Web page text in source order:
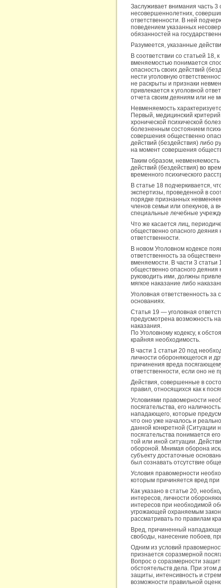
Заслуживает внимания часть
несовершеннолетних,
ответственности. В ней
поведением указанных
обязанностей на
Разумеется, указанные
В соответствии со статьей
вменяемостью понимается
опасность своих действий
нести уголовную
не раскрыты и признаки
привлекается к уголовной
отчета своим деяниям или не
Невменяемость
Первый, медицинский
хронической психической
болезненным состоянием
совершения общественно
действий (бездействия) либо
на момент совершения
Таким образом,
действий (бездействия) во
временного психического
В статье 18 подчеркивается,
экспертизы, проведенной в
порядке признанных
членов семьи или опекунов, а
специальные лечебные
Что же касается лиц,
общественно опасного деяния
ответственности.
В новом Уголовном кодексе
ответственность за
вменяемости. В части 3
общественно опасного деяния
руководить ими, должны
мягкое наказание либо
Уголовная ответственность
основаниях.
Статья 19 — уголовная
предусмотрена возможность
наказания.
По Уголовному кодексу, к
крайняя необходимость.
В части 1 статьи 20 под
личности обороняющегося и
причинения вреда
ответственности, если оно
Действия, совершенные в
правил, относящихся как к
Условиями правомерности
посягательства, его
нападающего, которые
что оно уже началось и
данной конкретной (Ситуации
посягательства понимается
той или иной ситуации.
обороной. Мнимая оборона
субъекту достаточные
был сознавать отсутствие
Условия правомерности
которым причиняется вред
Как указано в статье 20,
интересов, личности
интересов при необходимой
угрожающей охраняемым
рассматривать по правилам
Вред, причиненный
свободы, нанесение побоев,
Одним из условий
признается соразмерной
Вопрос о соразмерности
обстоятельств дела. При этом
защиты, интенсивность и
возможности правильной